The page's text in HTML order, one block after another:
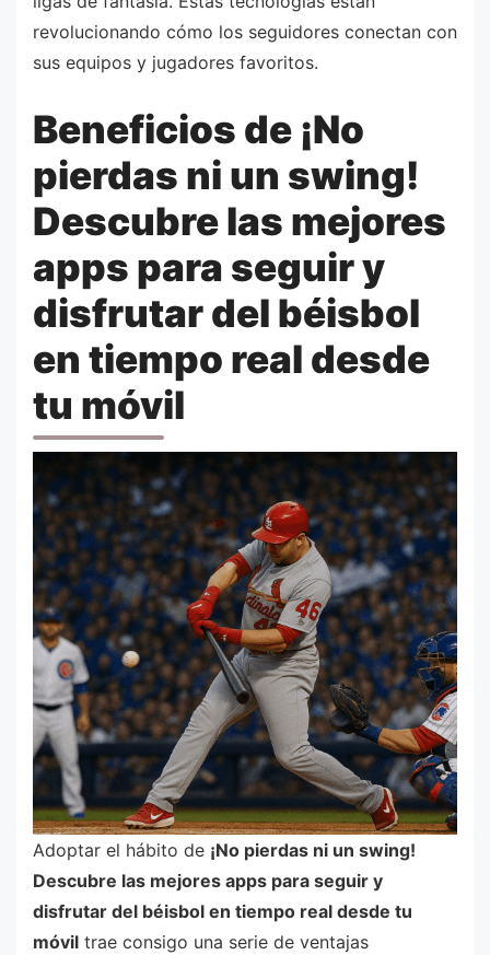
revolucionando cómo los seguidores conectan con
sus equipos y jugadores favoritos.
Beneficios de ¡No
pierdas ni un swing!
Descubre las mejores
apps para seguir y
disfrutar del béisbol
en tiempo real desde
tu móvil
Adoptar el hábito de ¡No pierdas ni un swing!
Descubre las mejores apps para seguir y
disfrutar del béisbol en tiempo real desde tu
móvil trae consigo una serie de ventajas